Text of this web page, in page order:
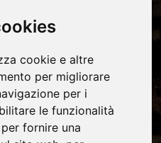
cookie e altre
per migliorare
per i
le funzionalità
per fornire una